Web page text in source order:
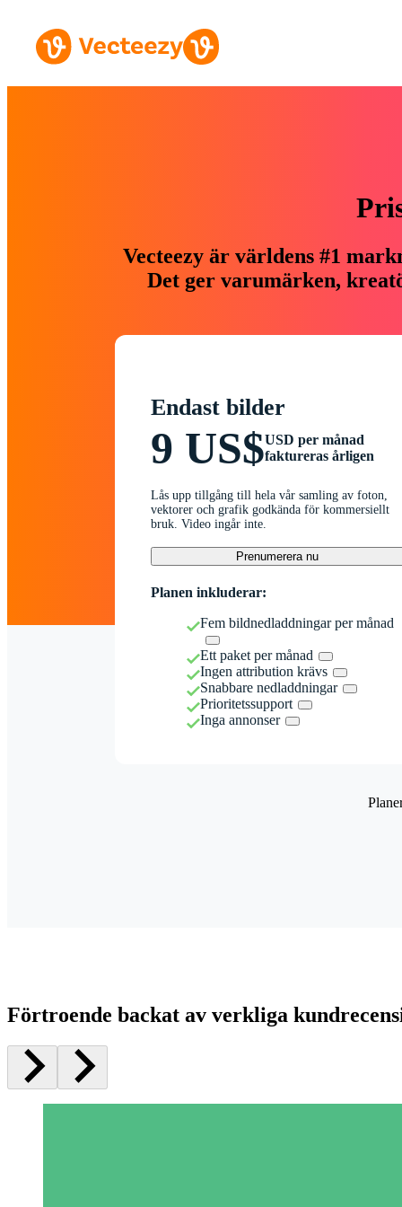
Vecteezy är världens #1
Det ger varumärken,
Endast bilder
9 US$USD per månad
faktureras årligen
Lås upp tillgång till hela vår samling av foton,
vektorer och grafik godkända för kommersiellt
bruk. Video ingår inte.
Prenumerera nu
Planen inkluderar:
Fem bildnedladdningar per månad
Ett paket per månad
Ingen attribution krävs
Snabbare nedladdningar
Prioritetssupport
Inga annonser
Förtroende backat av verkliga